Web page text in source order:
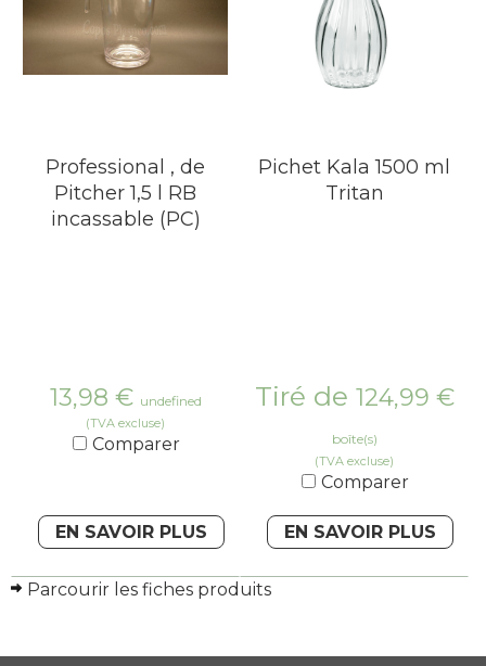
Professional , de
Pitcher 1,5 l RB
incassable (PC)
13,98 € undefined
(TVA excluse)
Comparer
EN SAVOIR PLUS
Pichet Kala 1500 ml
Tritan
Tiré de 124,99 €
boîte(s)
(TVA excluse)
Comparer
EN SAVOIR PLUS
Parcourir les fiches produits